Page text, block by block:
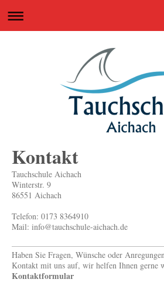
Kontakt
Tauchschule Aichach
Winterstr. 9
86551 Aichach
Telefon: 0173 8364910
Mail: info@tauchschule-aichach.de
Haben Sie Fragen, Wünsche oder
Kontakt mit uns auf, wir helfen Ihnen gerne
Kontaktformular